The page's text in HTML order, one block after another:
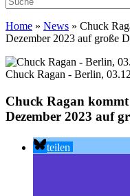
Home » News » Chuck
Dezember 2023 auf große
Chuck Ragan - Berlin,
Chuck Ragan
Dezember 2023 auf
teilen